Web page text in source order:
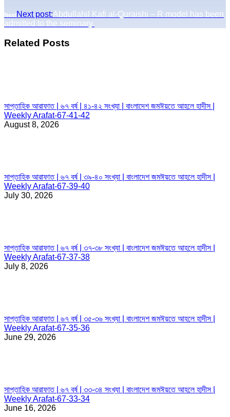
Next Next post:Abdullahil Kafi al-Quraishi – R model has been
admitted to the seminary.
Related Posts
সাপ্তাহিক আরাফাত | ৬৭ বর্ষ | ৪১-৪২ সংখ্যা | বাংলাদেশ জমঈয়তে আহলে হাদীস |
Weekly Arafat-67-41-42
August 8, 2026
সাপ্তাহিক আরাফাত | ৬৭ বর্ষ | ৩৯-৪০ সংখ্যা | বাংলাদেশ জমঈয়তে আহলে হাদীস |
Weekly Arafat-67-39-40
July 30, 2026
সাপ্তাহিক আরাফাত | ৬৭ বর্ষ | ৩৭-৩৮ সংখ্যা | বাংলাদেশ জমঈয়তে আহলে হাদীস |
Weekly Arafat-67-37-38
July 8, 2026
সাপ্তাহিক আরাফাত | ৬৭ বর্ষ | ৩৫-৩৬ সংখ্যা | বাংলাদেশ জমঈয়তে আহলে হাদীস |
Weekly Arafat-67-35-36
June 29, 2026
সাপ্তাহিক আরাফাত | ৬৭ বর্ষ | ৩৩-৩৪ সংখ্যা | বাংলাদেশ জমঈয়তে আহলে হাদীস |
Weekly Arafat-67-33-34
June 16, 2026